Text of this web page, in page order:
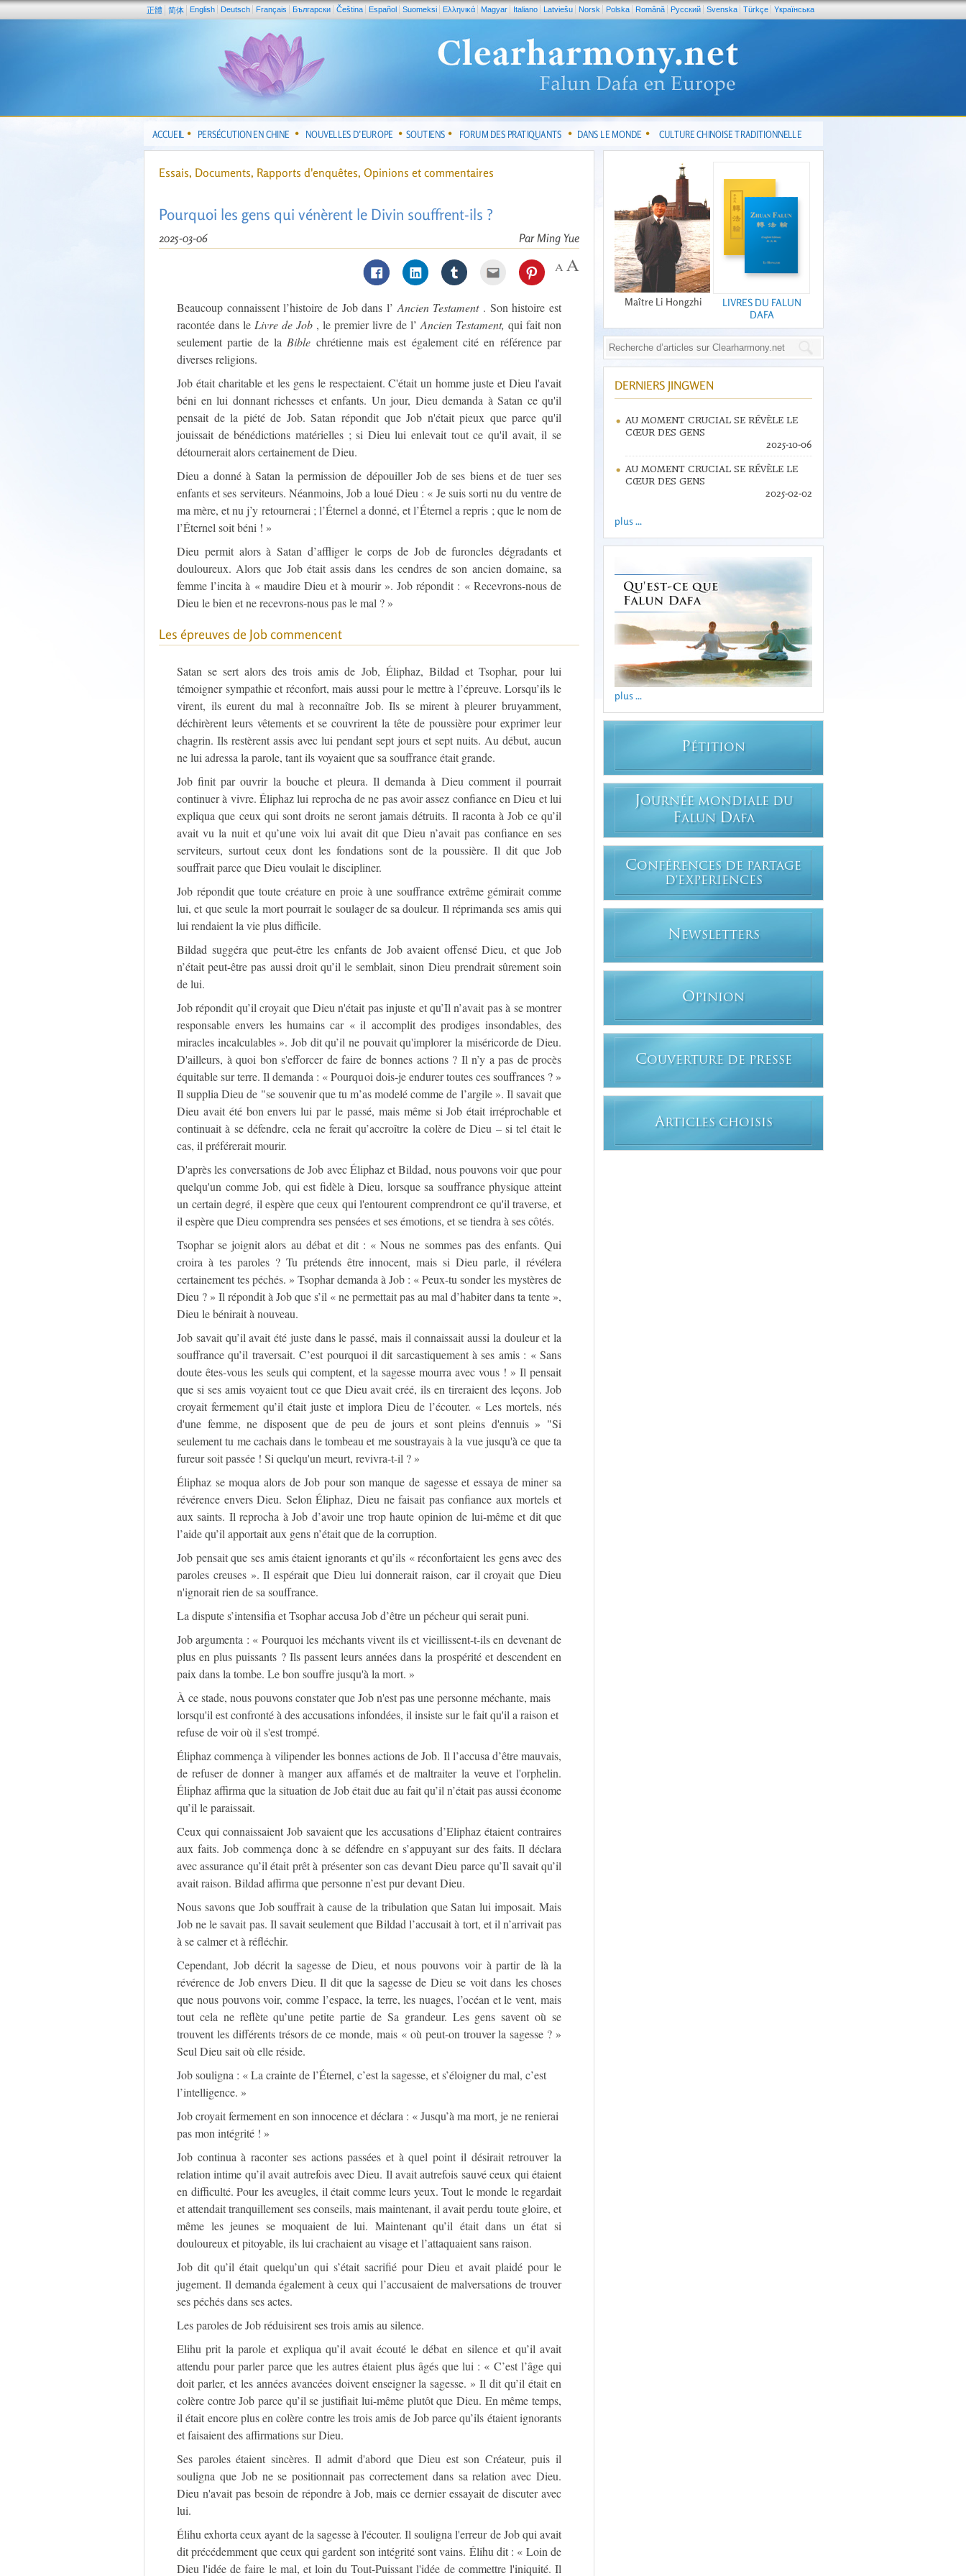
正體 简体 English Deutsch Français Български Čeština Español Suomeksi Ελληνικά Magyar Italiano Latviešu Norsk Polska Română Pусский Svenska Türkçe Yкраїнська
ACCUEIL PERSÉCUTION EN CHINE NOUVELLES D’EUROPE SOUTIENS FORUM DES PRATIQUANTS DANS LE MONDE CULTURE CHINOISE TRADITIONNELLE
Essais, Documents, Rapports d'enquêtes, Opinions et commentaires
Pourquoi les gens qui vénèrent le Divin souffrent-ils ?
Par Ming Yue
2025-03-06
Beaucoup connaissent l’histoire de Job dans l’ Ancien Testament. Son histoire est
racontée dans le Livre de Job , le premier livre de l’ Ancien Testament, qui fait non
seulement partie de la Bible chrétienne mais est également cité en référence par
diverses religions.
Job était charitable et les gens le respectaient. C'était un homme juste et Dieu l'avait
béni en lui donnant richesses et enfants. Un jour, Dieu demanda à Satan ce qu'il
pensait de la piété de Job. Satan répondit que Job n'était pieux que parce qu'il
jouissait de bénédictions matérielles ; si Dieu lui enlevait tout ce qu'il avait, il se
détournerait alors certainement de Dieu.
Dieu a donné à Satan la permission de dépouiller Job de ses biens et de tuer ses
enfants et ses serviteurs. Néanmoins, Job a loué Dieu : « Je suis sorti nu du ventre de
ma mère, et nu j’y retournerai ; l’Éternel a donné, et l’Éternel a repris ; que le nom de
l’Éternel soit béni ! »
Dieu permit alors à Satan d’affliger le corps de Job de furoncles dégradants et
douloureux. Alors que Job était assis dans les cendres de son ancien domaine, sa
femme l’incita à « maudire Dieu et à mourir ». Job répondit : « Recevrons-nous de
Dieu le bien et ne recevrons-nous pas le mal ? »
Les épreuves de Job commencent
Satan se sert alors des trois amis de Job, Éliphaz, Bildad et Tsophar, pour lui
témoigner sympathie et réconfort, mais aussi pour le mettre à l’épreuve. Lorsqu’ils le
virent, ils eurent du mal à reconnaître Job. Ils se mirent à pleurer bruyamment,
déchirèrent leurs vêtements et se couvrirent la tête de poussière pour exprimer leur
chagrin. Ils restèrent assis avec lui pendant sept jours et sept nuits. Au début, aucun
ne lui adressa la parole, tant ils voyaient que sa souffrance était grande.
Job finit par ouvrir la bouche et pleura. Il demanda à Dieu comment il pourrait
continuer à vivre. Éliphaz lui reprocha de ne pas avoir assez confiance en Dieu et lui
expliqua que ceux qui sont droits ne seront jamais détruits. Il raconta à Job ce qu’il
avait vu la nuit et qu’une voix lui avait dit que Dieu n’avait pas confiance en ses
serviteurs, surtout ceux dont les fondations sont de la poussière. Il dit que Job
souffrait parce que Dieu voulait le discipliner.
Job répondit que toute créature en proie à une souffrance extrême gémirait comme
lui, et que seule la mort pourrait le soulager de sa douleur. Il réprimanda ses amis qui
lui rendaient la vie plus difficile.
Bildad suggéra que peut-être les enfants de Job avaient offensé Dieu, et que Job
n’était peut-être pas aussi droit qu’il le semblait, sinon Dieu prendrait sûrement soin
de lui.
Job répondit qu’il croyait que Dieu n'était pas injuste et qu’Il n’avait pas à se montrer
responsable envers les humains car « il accomplit des prodiges insondables, des
miracles incalculables ». Job dit qu’il ne pouvait qu'implorer la miséricorde de Dieu.
D'ailleurs, à quoi bon s'efforcer de faire de bonnes actions ? Il n’y a pas de procès
équitable sur terre. Il demanda : « Pourquoi dois-je endurer toutes ces souffrances ? »
Il supplia Dieu de "se souvenir que tu m’as modelé comme de l’argile ». Il savait que
Dieu avait été bon envers lui par le passé, mais même si Job était irréprochable et
continuait à se défendre, cela ne ferait qu’accroître la colère de Dieu – si tel était le
cas, il préférerait mourir.
D'après les conversations de Job avec Éliphaz et Bildad, nous pouvons voir que pour
quelqu'un comme Job, qui est fidèle à Dieu, lorsque sa souffrance physique atteint
un certain degré, il espère que ceux qui l'entourent comprendront ce qu'il traverse, et
il espère que Dieu comprendra ses pensées et ses émotions, et se tiendra à ses côtés.
Tsophar se joignit alors au débat et dit : « Nous ne sommes pas des enfants. Qui
croira à tes paroles ? Tu prétends être innocent, mais si Dieu parle, il révélera
certainement tes péchés. » Tsophar demanda à Job : « Peux-tu sonder les mystères de
Dieu ? » Il répondit à Job que s’il « ne permettait pas au mal d’habiter dans ta tente »,
Dieu le bénirait à nouveau.
Job savait qu’il avait été juste dans le passé, mais il connaissait aussi la douleur et la
souffrance qu’il traversait. C’est pourquoi il dit sarcastiquement à ses amis : « Sans
doute êtes-vous les seuls qui comptent, et la sagesse mourra avec vous ! » Il pensait
que si ses amis voyaient tout ce que Dieu avait créé, ils en tireraient des leçons. Job
croyait fermement qu’il était juste et implora Dieu de l’écouter. « Les mortels, nés
d'une femme, ne disposent que de peu de jours et sont pleins d'ennuis » "Si
seulement tu me cachais dans le tombeau et me soustrayais à la vue jusqu'à ce que ta
fureur soit passée ! Si quelqu'un meurt, revivra-t-il ? »
Éliphaz se moqua alors de Job pour son manque de sagesse et essaya de miner sa
révérence envers Dieu. Selon Éliphaz, Dieu ne faisait pas confiance aux mortels et
aux saints. Il reprocha à Job d’avoir une trop haute opinion de lui-même et dit que
l’aide qu’il apportait aux gens n’était que de la corruption.
Job pensait que ses amis étaient ignorants et qu’ils « réconfortaient les gens avec des
paroles creuses ». Il espérait que Dieu lui donnerait raison, car il croyait que Dieu
n'ignorait rien de sa souffrance.
La dispute s’intensifia et Tsophar accusa Job d’être un pécheur qui serait puni.
Job argumenta : « Pourquoi les méchants vivent ils et vieillissent-t-ils en devenant de
plus en plus puissants ? Ils passent leurs années dans la prospérité et descendent en
paix dans la tombe. Le bon souffre jusqu'à la mort. »
À ce stade, nous pouvons constater que Job n'est pas une personne méchante, mais
lorsqu'il est confronté à des accusations infondées, il insiste sur le fait qu'il a raison et
refuse de voir où il s'est trompé.
Éliphaz commença à vilipender les bonnes actions de Job. Il l’accusa d’être mauvais,
de refuser de donner à manger aux affamés et de maltraiter la veuve et l'orphelin.
Éliphaz affirma que la situation de Job était due au fait qu’il n’était pas aussi économe
qu’il le paraissait.
Ceux qui connaissaient Job savaient que les accusations d’Eliphaz étaient contraires
aux faits. Job commença donc à se défendre en s’appuyant sur des faits. Il déclara
avec assurance qu’il était prêt à présenter son cas devant Dieu parce qu’Il savait qu’il
avait raison. Bildad affirma que personne n’est pur devant Dieu.
Nous savons que Job souffrait à cause de la tribulation que Satan lui imposait. Mais
Job ne le savait pas. Il savait seulement que Bildad l’accusait à tort, et il n’arrivait pas
à se calmer et à réfléchir.
Cependant, Job décrit la sagesse de Dieu, et nous pouvons voir à partir de là la
révérence de Job envers Dieu. Il dit que la sagesse de Dieu se voit dans les choses
que nous pouvons voir, comme l’espace, la terre, les nuages, l’océan et le vent, mais
tout cela ne reflète qu’une petite partie de Sa grandeur. Les gens savent où se
trouvent les différents trésors de ce monde, mais « où peut-on trouver la sagesse ? »
Seul Dieu sait où elle réside.
Job souligna : « La crainte de l’Éternel, c’est la sagesse, et s’éloigner du mal, c’est
l’intelligence. »
Job croyait fermement en son innocence et déclara : « Jusqu’à ma mort, je ne renierai
pas mon intégrité ! »
Job continua à raconter ses actions passées et à quel point il désirait retrouver la
relation intime qu’il avait autrefois avec Dieu. Il avait autrefois sauvé ceux qui étaient
en difficulté. Pour les aveugles, il était comme leurs yeux. Tout le monde le regardait
et attendait tranquillement ses conseils, mais maintenant, il avait perdu toute gloire, et
même les jeunes se moquaient de lui. Maintenant qu’il était dans un état si
douloureux et pitoyable, ils lui crachaient au visage et l’attaquaient sans raison.
Job dit qu’il était quelqu’un qui s’était sacrifié pour Dieu et avait plaidé pour le
jugement. Il demanda également à ceux qui l’accusaient de malversations de trouver
ses péchés dans ses actes.
Les paroles de Job réduisirent ses trois amis au silence.
Elihu prit la parole et expliqua qu’il avait écouté le débat en silence et qu’il avait
attendu pour parler parce que les autres étaient plus âgés que lui : « C’est l’âge qui
doit parler, et les années avancées doivent enseigner la sagesse. » Il dit qu’il était en
colère contre Job parce qu’il se justifiait lui-même plutôt que Dieu. En même temps,
il était encore plus en colère contre les trois amis de Job parce qu’ils étaient ignorants
et faisaient des affirmations sur Dieu.
Ses paroles étaient sincères. Il admit d'abord que Dieu est son Créateur, puis il
souligna que Job ne se positionnait pas correctement dans sa relation avec Dieu.
Dieu n'avait pas besoin de répondre à Job, mais ce dernier essayait de discuter avec
lui.
Élihu exhorta ceux ayant de la sagesse à l'écouter. Il souligna l'erreur de Job qui avait
dit précédemment que ceux qui gardent son intégrité sont vains. Élihu dit : « Loin de
Dieu l'idée de faire le mal, et loin du Tout-Puissant l'idée de commettre l'iniquité. Il
Maître Li Hongzhi
LIVRES DU FALUN
DAFA
DERNIERS JINGWEN
AU MOMENT CRUCIAL SE RÉVÈLE LE
CŒUR DES GENS
2025-10-06
AU MOMENT CRUCIAL SE RÉVÈLE LE
CŒUR DES GENS
2025-02-02
plus ...
plus ...
PÉTITION
JOURNÉE MONDIALE DU
FALUN DAFA
CONFÉRENCES DE PARTAGE
D'EXPERIENCES
N EWSLETTERS
OPINION
COUVERTURE DE PRESSE
ARTICLES CHOISIS